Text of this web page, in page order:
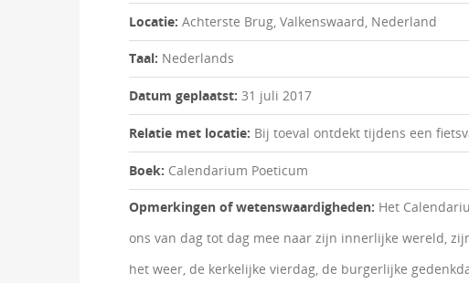
Locatie: Achterste Brug, Valkenswaard, Nederland
Taal: Nederlands
Datum geplaatst: 31 juli 2017
Relatie met locatie: Bij toeval ontdekt tijdens een
Boek: Calendarium Poeticum
Opmerkingen of wetenswaardigheden: Het
ons van dag tot dag mee naar zijn innerlijke wereld,
het weer, de kerkelijke vierdag, de burgerlijke